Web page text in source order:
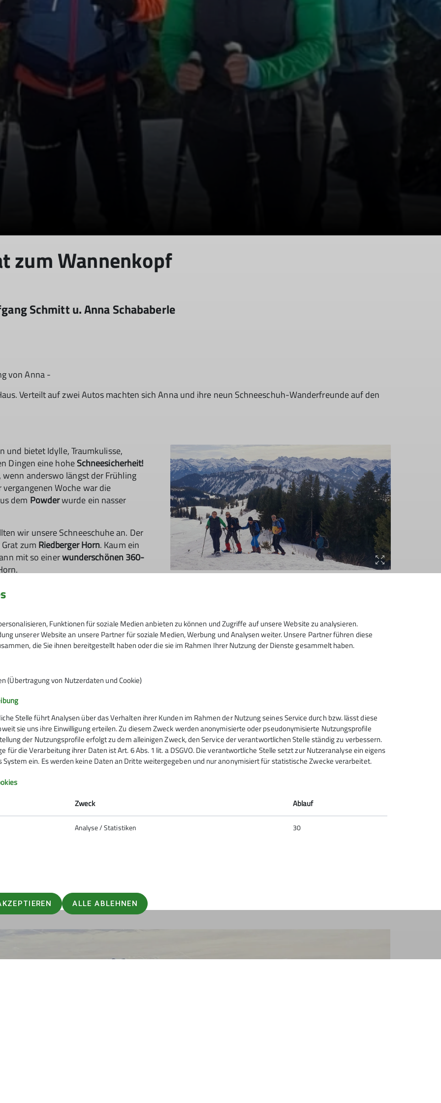
zum Wannenkopf
Schmitt u. Anna Schababerle
von Anna -
Verteilt auf zwei Autos machten sich Anna und ihre neun Schneeschuh-Wanderfreunde auf den
und bietet Idylle, Traumkulisse,
Dingen eine hoheSchneesicherheit!
anderswo längst der Frühling
Woche war die
dem Powderwurde ein nasser
wir unsere Schneeschuhe an. Der
zum Riedberger Horn. Kaum ein
mit so einerwunderschönen 360-
Bergberühmtheiten. Weiter im Osten zeigen sich, neben vielen anderen, das Gaishorn,
das Nebelhorn und derGroße Daumen, gefolgt vom markanten Hochvogel. Im
Südosten kann man den Großen Krottenkopf sowie die Mädelegabel bestaunen. Ganz
Westen reicht der Blick bis zum
nach dem Gruppenfoto am
Platz einzunehmen. Gestärkt
Gipfel, dem
und hinauf zur verschneiten
Grasgehrenhütteund weiter hinab
die uns lange in Erinnerung
Funktionen für soziale Medien anbieten zu können und Zugriffe auf unsere Website zu analysieren.
unserer Website an unsere Partner für soziale Medien, Werbung und Analysen weiter. Unsere Partner führen diese
die Sie ihnen bereitgestellt haben oder die sie im Rahmen Ihrer Nutzung der Dienste gesammelt haben.
(Übertragung von Nutzerdaten und Cookie)
Stelle führt Analysen über das Verhalten ihrer Kunden im Rahmen der Nutzung seines Service durch bzw. lässt diese
sie uns ihre Einwilligung erteilen. Zu diesem Zweck werden anonymisierte oder pseudonymisierte Nutzungsprofile
der Nutzungsprofile erfolgt zu dem alleinigen Zweck, den Service der verantwortlichen Stelle ständig zu verbessern.
für die Verarbeitung ihrer Daten ist Art. 6 Abs. 1 lit. a DSGVO. Die verantwortliche Stelle setzt zur Nutzeranalyse ein eigens
ein. Es werden keine Daten an Dritte weitergegeben und nur anonymisiert für statistische Zwecke verarbeitet.
Zweck Ablauf
Analyse / Statistiken 30
ALLE ABLEHNEN